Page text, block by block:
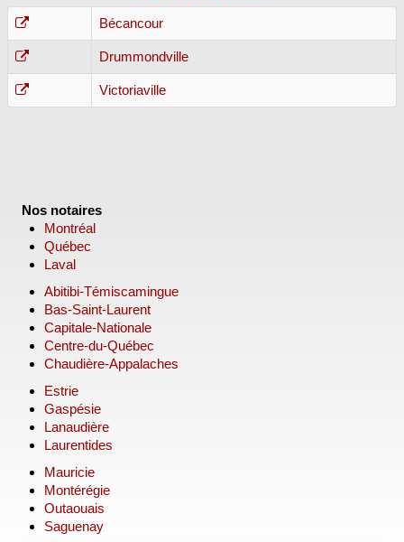
Bécancour
Drummondville
Victoriaville
Nos notaires
Montréal
Québec
Laval
Abitibi-Témiscamingue
Bas-Saint-Laurent
Capitale-Nationale
Centre-du-Québec
Chaudière-Appalaches
Estrie
Gaspésie
Lanaudière
Laurentides
Mauricie
Montérégie
Outaouais
Saguenay